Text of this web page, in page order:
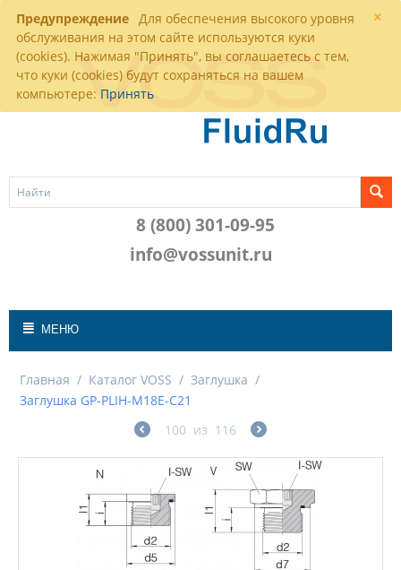
×
Предупреждение Для обеспечения высокого уровня
обслуживания на этом сайте используются куки
(cookies). Нажимая "Принять", вы соглашаетесь с тем,
что куки (cookies) будут сохраняться на вашем
компьютере: Принять
8 (800) 301-09-95
info@vossunit.ru
МЕНЮ
Главная / Каталог VOSS / Заглушка /
Заглушка GP-PLIH-M18E-C21
100 из 116